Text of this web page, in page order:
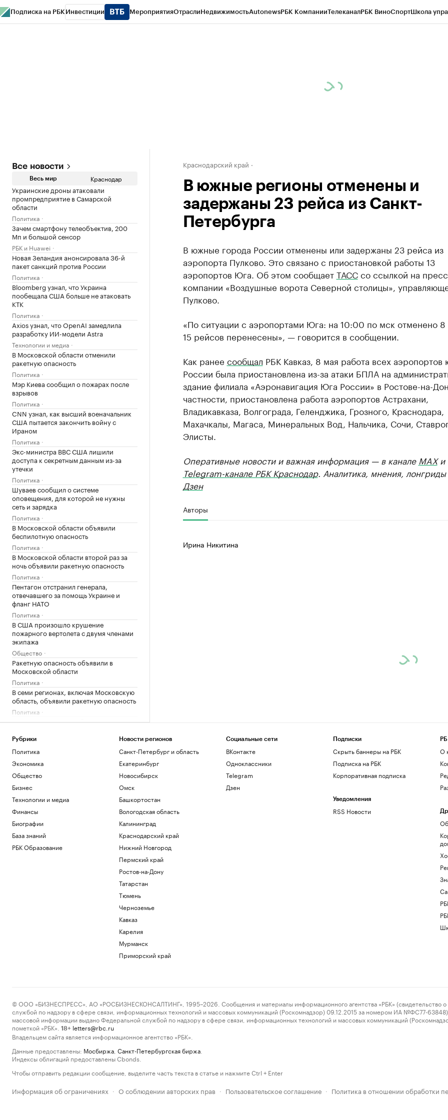
Подписка на РБК Инвестиции МероприятияОтраслиНедвижимостьAutonewsРБК КомпанииТелеканалРБК ВиноСпортШкола
Все новости
Весь мир Краснодар
Украинские дроны атаковали
промпредприятие в Самарской
области
Политика
Зачем смартфону телеобъектив, 200
Мп и большой сенсор
РБК и Huawei
Новая Зеландия анонсировала 36-й
пакет санкций против России
Политика
Bloomberg узнал, что Украина
пообещала США больше не атаковать
КТК
Политика
Axios узнал, что OpenAI замедлила
разработку ИИ-модели Astra
Технологии и медиа
В Московской области отменили
ракетную опасность
Политика
Мэр Киева сообщил о пожарах после
взрывов
Политика
CNN узнал, как высший военачальник
США пытается закончить войну с
Ираном
Политика
Экс-министра ВВС США лишили
доступа к секретным данным из-за
утечки
Политика
Шуваев сообщил о системе
оповещения, для которой не нужны
сеть и зарядка
Политика
В Московской области объявили
беспилотную опасность
Политика
В Московской области второй раз за
ночь объявили ракетную опасность
Политика
Пентагон отстранил генерала,
отвечавшего за помощь Украине и
фланг НАТО
Политика
В США произошло крушение
пожарного вертолета с двумя членами
экипажа
Общество
Ракетную опасность объявили в
Московской области
Политика
В семи регионах, включая Московскую
область, объявили ракетную опасность
Политика
«Одиссея» Нолана собрала в прокате
Общество
Bloomberg узнал, когда планируют
завершить испытания «Золотого
купола»
Политика
Четыре доступных и понятных
инструмента диверсификации
РБК и Сбер
Трамп попросил уйти с заседания
Госдепа раньше, чтобы «вести войну»
Политика
Краснодарский край
В южные регионы отменены и
задержаны 23 рейса из Санкт-
Петербурга
В южные города России отменены или задержаны 23 рейса из
аэропорта Пулково. Это связано с приостановкой работы 13
аэропортов Юга. Об этом сообщаетТАССсо ссылкой на
компании «Воздушные ворота Северной столицы»,
Пулково.
«По ситуации с аэропортами Юга: на 10:00 по мск отменено
15 рейсов перенесены», — говорится в сообщении.
Как ранее сообщал РБК Кавказ, 8 мая работа всех аэропортов
России была приостановлена из-за атаки БПЛА на
здание филиала «Аэронавигация Юга России» в Ростове-на-
частности, приостановлена работа аэропортов Астрахани,
Владикавказа, Волгограда, Геленджика, Грозного, Краснодара,
Махачкалы, Магаса, Минеральных Вод, Нальчика, Сочи,
Элисты.
Оперативные новости и важная информация — в канале MAXи
Telegram-канале РБК Краснодар. Аналитика, мнения,
Дзен
Авторы
Ирина Никитина
Рубрики
Политика
Экономика
Общество
Бизнес
Технологии и медиа
Финансы
Биографии
База знаний
РБК Образование
Новости регионов
Санкт-Петербург и область
Екатеринбург
Новосибирск
Омск
Башкортостан
Вологодская область
Калининград
Краснодарский край
Нижний Новгород
Пермский край
Ростов-на-Дону
Татарстан
Тюмень
Черноземье
Кавказ
Карелия
Мурманск
Приморский край
Социальные сети
ВКонтакте
Одноклассники
Telegram
Дзен
Подписки
Скрыть баннеры на РБК
Подписка на РБК
Корпоративная подписка
Уведомления
RSS Новости
О
© ООО «БИЗНЕСПРЕСС», АО «РОСБИЗНЕСКОНСАЛТИНГ», 1995–2026. Сообщения и материалы информационного агентства «РБК» (свидетельство о
службой по надзору в сфере связи, информационных технологий и массовых коммуникаций (Роскомнадзор) 09.12.2015 за номером ИА №ФС77-63848)
массовой информации выдано Федеральной службой по надзору в сфере связи, информационных технологий и массовых коммуникаций
пометкой «РБК».
18+ letters@rbc.ru
Владельцем сайта является информационное агентство «РБК».
Данные предоставлены: Мосбиржа Санкт-Петербургская биржа
Индексы облигаций предоставлены Cbonds.
Чтобы отправить редакции сообщение, выделите часть текста в статье и нажмите Ctrl + Enter
Информация об ограничениях · О соблюдении авторских прав · Пользовательское соглашение · Политика в отношении обработки